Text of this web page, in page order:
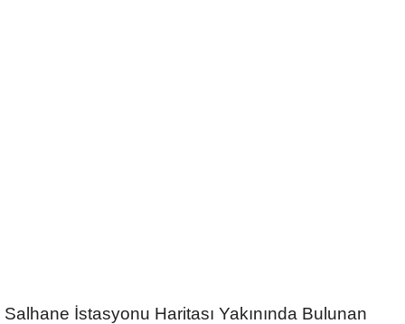
Salhane İstasyonu Haritası Yakınında Bulunan